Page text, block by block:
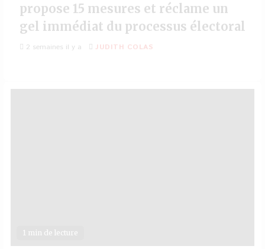
propose 15 mesures et réclame un
gel immédiat du processus électoral
2 semaines il y a JUDITH COLAS
1 min de lecture